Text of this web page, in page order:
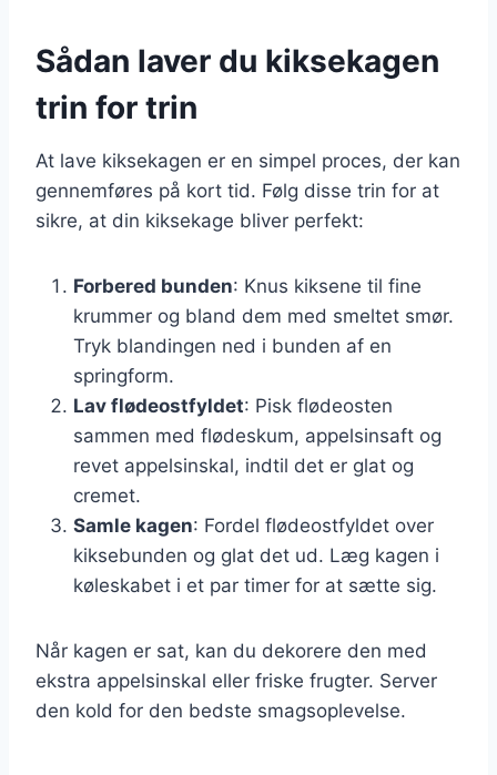
Sådan laver du kiksekagen
trin for trin
At lave kiksekagen er en simpel proces, der kan
gennemføres på kort tid. Følg disse trin for at
sikre, at din kiksekage bliver perfekt:
Forbered bunden: Knus kiksene til fine
krummer og bland dem med smeltet smør.
Tryk blandingen ned i bunden af en
springform.
Lav flødeostfyldet: Pisk flødeosten
sammen med flødeskum, appelsinsaft og
revet appelsinskal, indtil det er glat og
cremet.
Samle kagen: Fordel flødeostfyldet over
kiksebunden og glat det ud. Læg kagen i
køleskabet i et par timer for at sætte sig.
Når kagen er sat, kan du dekorere den med
ekstra appelsinskal eller friske frugter. Server
den kold for den bedste smagsoplevelse.